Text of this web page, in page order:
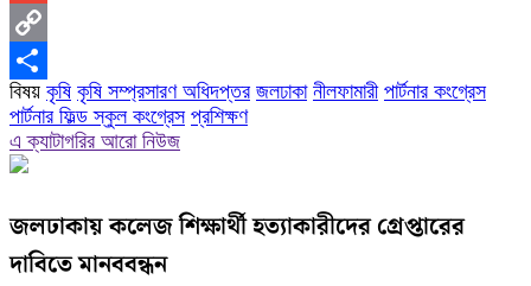
Gmail
Copy
Link
Share
বিষয় কৃষি কৃষি সম্প্রসারণ অধিদপ্তর জলঢাকা নীলফামারী পার্টনার কংগ্রেস
পার্টনার ফিল্ড স্কুল কংগ্রেস প্রশিক্ষণ
এ ক্যাটাগরির আরো নিউজ
জলঢাকায় কলেজ শিক্ষার্থী হত্যাকারীদের গ্রেপ্তারের
দাবিতে মানববন্ধন